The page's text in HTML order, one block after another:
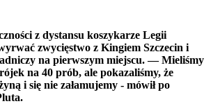
z dystansu koszykarze Legii
zwycięstwo z Kingiem Szczecin i
na pierwszym miejscu. — Mieliśmy
na 40 prób, ale pokazaliśmy, że
i się nie załamujemy - mówił po